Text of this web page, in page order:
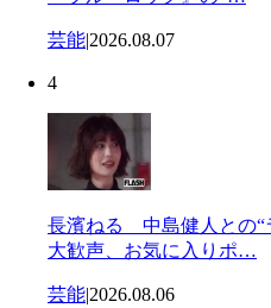
芸能|2026.08.07
4
長濱ねる 中島健人との“
大歓声、お気に入りポ…
芸能|2026.08.06